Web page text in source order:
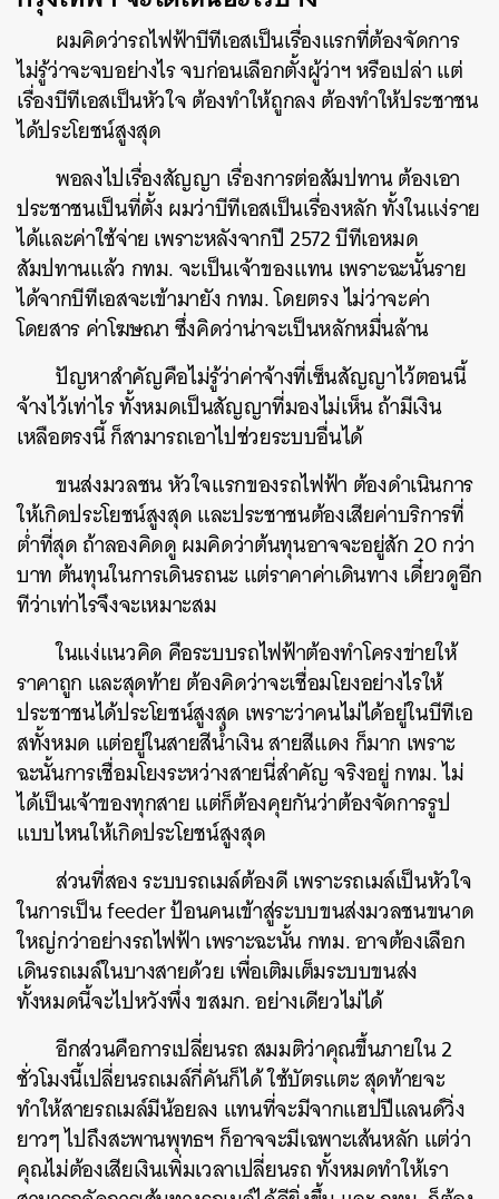
ผมคิดว่ารถไฟฟ้าบีทีเอสเป็นเรื่องแรกที่ต้องจัดการ
ไม่รู้ว่าจะจบอย่างไรจบก่อนเลือกตั้งผู้ว่าฯหรือเปล่าแต่
เรื่องบีทีเอสเป็นหัวใจต้องทำให้ถูกลงต้องทำให้ประชาชน
ได้ประโยชน์สูงสุด
พอลงไปเรื่องสัญญา เรื่องการต่อสัมปทานต้องเอา
ประชาชนเป็นที่ตั้งผมว่าบีทีเอสเป็นเรื่องหลักทั้งในแง่ราย
ได้และค่าใช้จ่ายเพราะหลังจากปี 2572บีทีเอหมด
สัมปทานแล้ว กทม.จะเป็นเจ้าของแทนเพราะฉะนั้นราย
ได้จากบีทีเอสจะเข้ามายังกทม.โดยตรงไม่ว่าจะค่า
โดยสารค่าโฆษณาซึ่งคิดว่าน่าจะเป็นหลักหมื่นล้าน
ปัญหาสำคัญคือไม่รู้ว่าค่าจ้างที่เซ็นสัญญาไว้ตอนนี้
จ้างไว้เท่าไรทั้งหมดเป็นสัญญาที่มองไม่เห็นถ้ามีเงิน
เหลือตรงนี้ก็สามารถเอาไปช่วยระบบอื่นได้
ขนส่งมวลชนหัวใจแรกของรถไฟฟ้า ต้องดำเนินการ
ให้เกิดประโยชน์สูงสุดและประชาชนต้องเสียค่าบริการที่
ต่ำที่สุดถ้าลองคิดดูผมคิดว่าต้นทุนอาจจะอยู่สัก20กว่า
บาท ต้นทุนในการเดินรถนะ แต่ราคาค่าเดินทางเดี๋ยวดูอีก
ทีว่าเท่าไรจึงจะเหมาะสม
ในแง่แนวคิด คือระบบรถไฟฟ้าต้องทำโครงข่ายให้
ราคาถูก และสุดท้ายต้องคิดว่าจะเชื่อมโยงอย่างไรให้
ประชาชนได้ประโยชน์สูงสุด เพราะว่าคนไม่ได้อยู่ในบีทีเอ
สทั้งหมด แต่อยู่ในสายสีน้ำเงินสายสีแดงก็มาก เพราะ
ฉะนั้นการเชื่อมโยงระหว่างสายนี่สำคัญจริงอยู่กทม.ไม่
ได้เป็นเจ้าของทุกสายแต่ก็ต้องคุยกันว่าต้องจัดการรูป
แบบไหนให้เกิดประโยชน์สูงสุด
ส่วนที่สองระบบรถเมล์ต้องดีเพราะรถเมล์เป็นหัวใจ
ในการเป็นfeederป้อนคนเข้าสู่ระบบขนส่งมวลชนขนาด
ใหญ่กว่าอย่างรถไฟฟ้าเพราะฉะนั้นกทม.อาจต้องเลือก
เดินรถเมล์ในบางสายด้วยเพื่อเติมเต็มระบบขนส่ง
ทั้งหมดนี้จะไปหวังพึ่งขสมก.อย่างเดียวไม่ได้
อีกส่วนคือการเปลี่ยนรถสมมติว่าคุณขึ้นภายใน2
ชั่วโมงนี้เปลี่ยนรถเมล์กี่คันก็ได้ใช้บัตรแตะสุดท้ายจะ
ทำให้สายรถเมล์มีน้อยลง แทนที่จะมีจากแฮปปีแลนด์วิ่ง
ยาวๆไปถึงสะพานพุทธฯก็อาจจะมีเฉพาะเส้นหลัก แต่ว่า
คุณไม่ต้องเสียเงินเพิ่มเวลาเปลี่ยนรถทั้งหมดทำให้เรา